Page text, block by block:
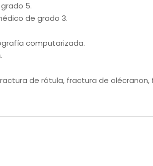
5.
de grado 3.
computarizada.
de rótula, fractura de